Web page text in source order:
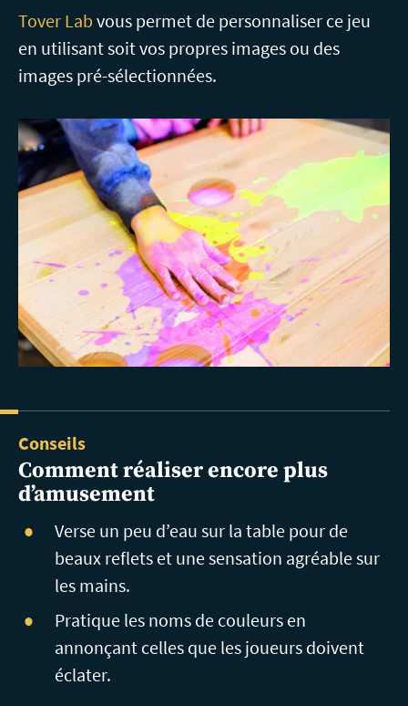
Tover Lab vous permet de personnaliser ce jeu
en utilisant soit vos propres images ou des
images pré-sélectionnées.
Conseils
Comment réaliser encore plus
d’amusement
Verse un peu d’eau sur la table pour de
beaux reflets et une sensation agréable sur
les mains.
Pratique les noms de couleurs en
annonçant celles que les joueurs doivent
éclater.